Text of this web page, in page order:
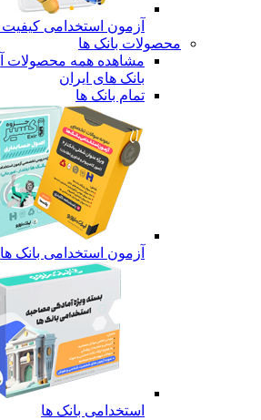
آزمون استخدامی
محصولات بانک ها
مشاهده همه محصولات
بانک های ایران
تمام بانک ها
آزمون استخدامی بانک ها
استخدامی بانک ها